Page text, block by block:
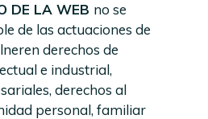
DE LA WEB no se
de las actuaciones de
derechos de
e industrial,
derechos al
personal, familiar